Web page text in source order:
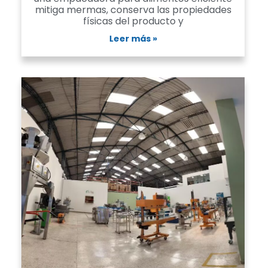
mitiga mermas, conserva las propiedades
físicas del producto y
Leer más »